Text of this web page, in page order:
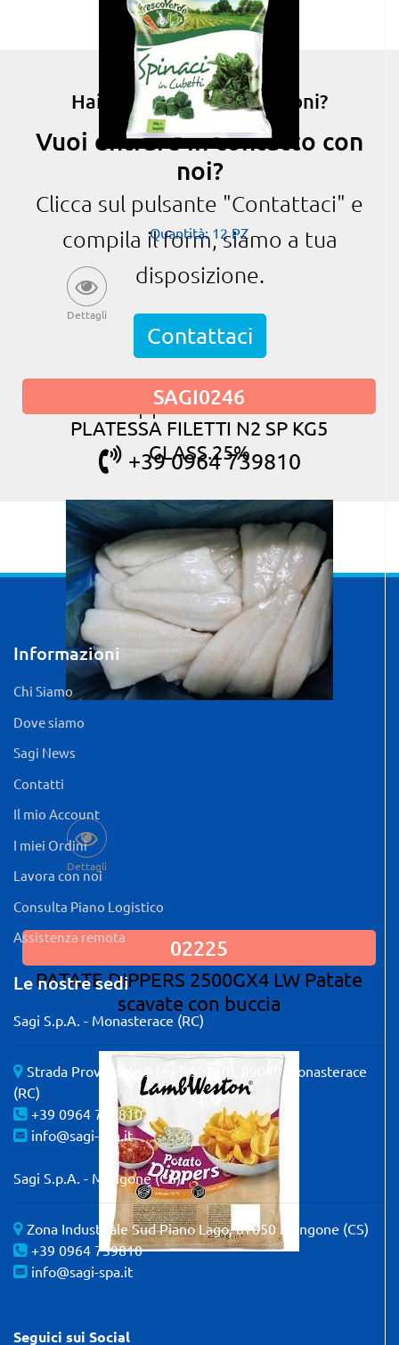
Quantità: 12 PZ
Dettagli
SAGI0246
PLATESSA FILETTI N2 SP KG5
GLASS.25%
Dettagli
02225
PATATE DIPPERS 2500GX4 LW Patate
scavate con buccia
Hai bisogno di informazioni?
Vuoi entrare in contatto con
noi?
Clicca sul pulsante "Contattaci" e
compila il form, siamo a tua
disposizione.
Contattaci
oppure chiama
+39 0964 739810
Informazioni
Chi Siamo
Dove siamo
Sagi News
Contatti
Il mio Account
I miei Ordini
Lavora con noi
Consulta Piano Logistico
Assistenza remota
Le nostre sedi
Sagi S.p.A. - Monasterace (RC)
Strada Provinciale 9 (ex S.S. 110), 89040 Monasterace
(RC)
+39 0964 739810
info@sagi-spa.it
Sagi S.p.A. - Mangone (CS)
Zona Industriale Sud Piano Lago, 87050 Mangone (CS)
+39 0964 739810
info@sagi-spa.it
Seguici sui Social